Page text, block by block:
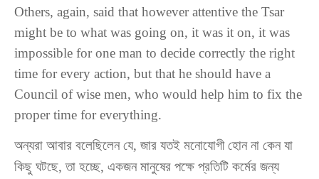
Others, again, said that however attentive the Tsar
might be to what was going on, it was it on, it was
impossible for one man to decide correctly the right
time for every action, but that he should have a
Council of wise men, who would help him to fix the
proper time for everything.
অন্যরা আবার বলেছিলেন যে, জার যতই মনোযোগী হোন না কেন যা
কিছু ঘটছে, তা হচ্ছে, একজন মানুষের পক্ষে প্রতিটি কর্মের জন্য